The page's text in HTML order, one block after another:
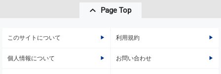
Page Top
このサイトについて 利用規約
個人情報について お問い合わせ